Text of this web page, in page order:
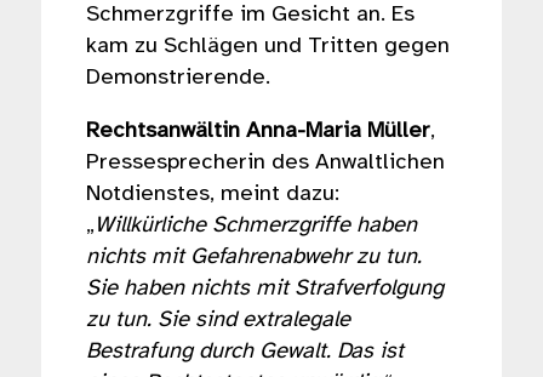
Schmerzgriffe im Gesicht an. Es
kam zu Schlägen und Tritten gegen
Demonstrierende.
Rechtsanwältin Anna-Maria Müller,
Pressesprecherin des Anwaltlichen
Notdienstes, meint dazu:
„ Willkürliche Schmerzgriffe haben
nichts mit Gefahrenabwehr zu tun.
Sie haben nichts mit Strafverfolgung
zu tun. Sie sind extralegale
Bestrafung durch Gewalt. Das ist